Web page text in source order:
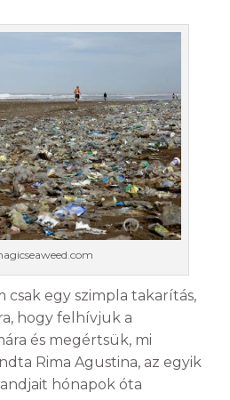
csak egy szimpla takarítás,
hogy felhívjuk a
és megértsük, mi
Rima Agustina, az egyik
hónapok óta